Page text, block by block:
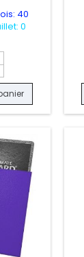
FANTASY -
40
0
du produit